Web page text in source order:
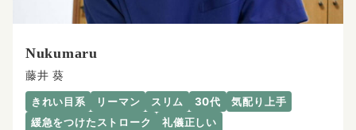
Nukumaru
藤井 葵
きれい目系 リーマン スリム 30代
気配り上手
緩急をつけたストローク
礼儀正しい